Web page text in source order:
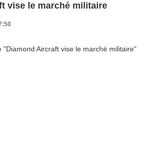
vise le marché militaire